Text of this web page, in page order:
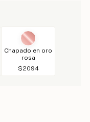
Chapado en oro
rosa
$2094